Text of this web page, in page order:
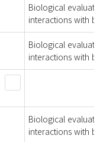
Biological
interactions with
Biological
interactions with
Biological
interactions with